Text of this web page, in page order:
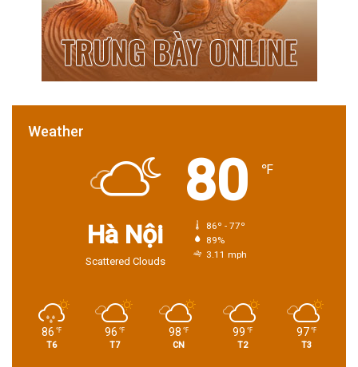
Weather
Hà Nội
Scattered Clouds
80 ℉
86º - 77º
89%
3.11 mph
86 ℉
T6
96 ℉
T7
98 ℉
CN
99 ℉
T2
97 ℉
T3